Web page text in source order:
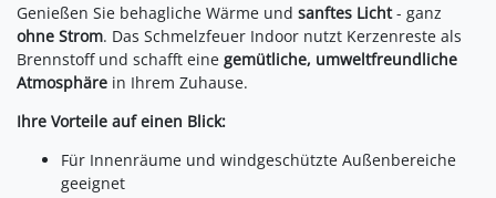
Genießen Sie behagliche Wärme und sanftes Licht- ganz
ohne Strom. Das Schmelzfeuer Indoor nutzt Kerzenreste als
Brennstoff und schafft eine gemütliche, umweltfreundliche
Atmosphäre in Ihrem Zuhause.
Ihre Vorteile auf einen Blick:
Für Innenräume und windgeschützte Außenbereiche
geeignet